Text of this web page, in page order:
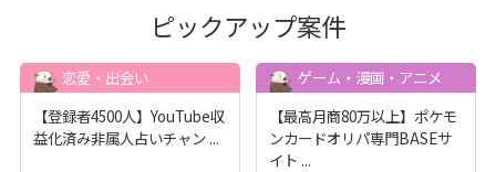
ピックアップ案件
恋愛・出会い
【登録者4500人】YouTube収
益化済み非属人占いチャン ...
ゲーム・漫画・アニメ
【最高月商80万以上】ポケモ
ンカードオリパ専門BASEサ
イト ...